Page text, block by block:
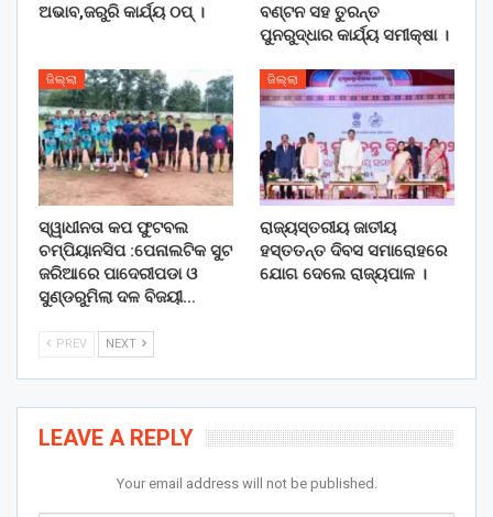
ଅଭାବ,ଜରୁରି କାର୍ଯ୍ୟ ଠପ୍ ।
ବଣ୍ଟନ ସହ ତୁରନ୍ତ
ପୁନରୁଦ୍ଧାର କାର୍ଯ୍ୟ ସମୀକ୍ଷା ।
ଜିଲ୍ଲା
ସ୍ୱାଧୀନତା କପ ଫୁଟବଲ
ଚମ୍ପିୟାନସିପ :ପେନାଲଟିକ ସୁଟ
ଜରିଆରେ ପାଦେରୀପଡା ଓ
ସୁଣ୍ଡରୁମିଲା ଦଳ ବିଜୟୀ…
ଜିଲ୍ଲା
ରାଜ୍ୟସ୍ତରୀୟ ଜାତୀୟ
ହସ୍ତତନ୍ତ ଦିବସ ସମାରୋହରେ
ଯୋଗ ଦେଲେ ରାଜ୍ୟପାଳ ।
PREV NEXT
LEAVE A REPLY
Your email address will not be published.